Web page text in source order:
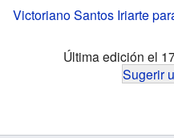
Victoriano Santos Iriarte
Última edición el
Sugerir